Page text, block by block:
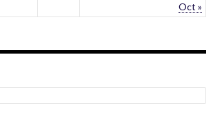
Oct »